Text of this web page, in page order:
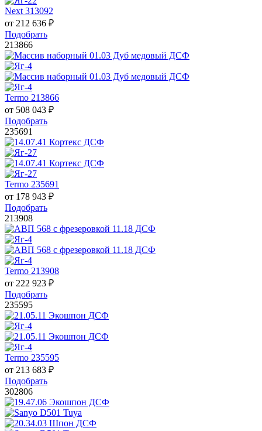
Next 313092
от 212 636 ₽
Подобрать
213866
Termo 213866
от 508 043 ₽
Подобрать
235691
Termo 235691
от 178 943 ₽
Подобрать
213908
Termo 213908
от 222 923 ₽
Подобрать
235595
Termo 235595
от 213 683 ₽
Подобрать
302806